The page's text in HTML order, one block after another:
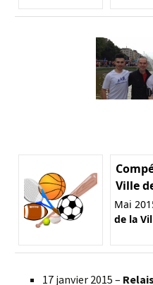
Ville
Mai
de la
17 janvier 2015 –